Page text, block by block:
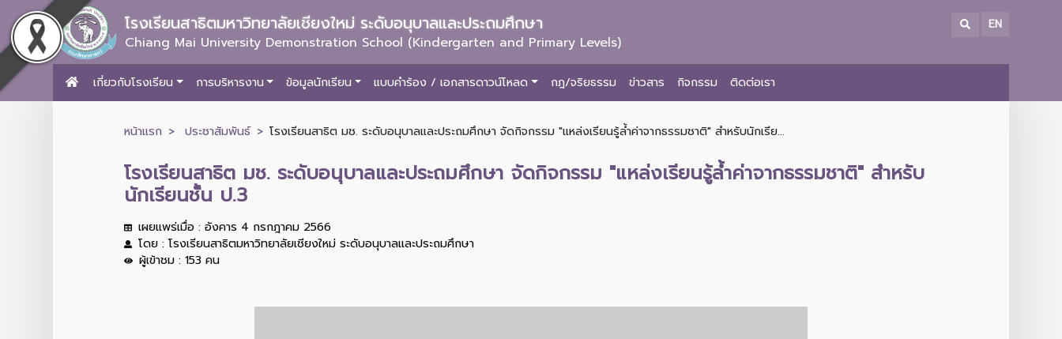
โรงเรียนสาธิตมหาวิทยาลัยเชียงใหม่ ระดับอนุบาลและประถมศึกษา
Chiang Mai University Demonstration School (Kindergarten and Primary Levels)
EN
เกี่ยวกับโรงเรียน การบริหารงาน ข้อมูลนักเรียน แบบคำร้อง / เอกสารดาวน์โหลด กฎ/จริยธรรม ข่าวสาร กิจกรรม ติดต่อเรา
หน้าแรก ประชาสัมพันธ์ โรงเรียนสาธิต มช. ระดับอนุบาลและประถมศึกษา จัดกิจกรรม "แหล่งเรียนรู้ล้ำค่าจากธรรมชาติ" สำหรับนักเรีย...
โรงเรียนสาธิต มช. ระดับอนุบาลและประถมศึกษา จัดกิจกรรม "แหล่งเรียนรู้ล้ำค่าจากธรรมชาติ" สำหรับ
นักเรียนชั้น ป.3
เผยแพร่เมื่อ : อังคาร 4 กรกฎาคม 2566
โดย : โรงเรียนสาธิตมหาวิทยาลัยเชียงใหม่ ระดับอนุบาลและประถมศึกษา
ผู้เข้าชม : 153 คน